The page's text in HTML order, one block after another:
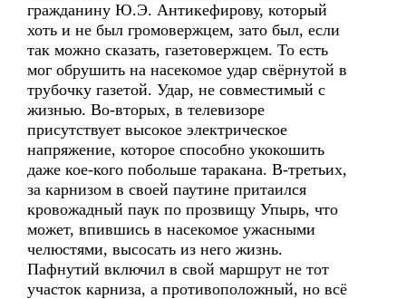
гражданину Ю.Э. Антикефирову, который
хоть и не был громовержцем, зато был, если
так можно сказать, газетовержцем. То есть
мог обрушить на насекомое удар свёрнутой в
трубочку газетой. Удар, не совместимый с
жизнью. Во-вторых, в телевизоре
присутствует высокое электрическое
напряжение, которое способно укокошить
даже кое-кого побольше таракана. В-третьих,
за карнизом в своей паутине притаился
кровожадный паук по прозвищу Упырь, что
может, впившись в насекомое ужасными
челюстями, высосать из него жизнь.
Пафнутий включил в свой маршрут не тот
участок карниза, а противоположный, но всё